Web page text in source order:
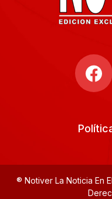
® Notiver La Noticia En